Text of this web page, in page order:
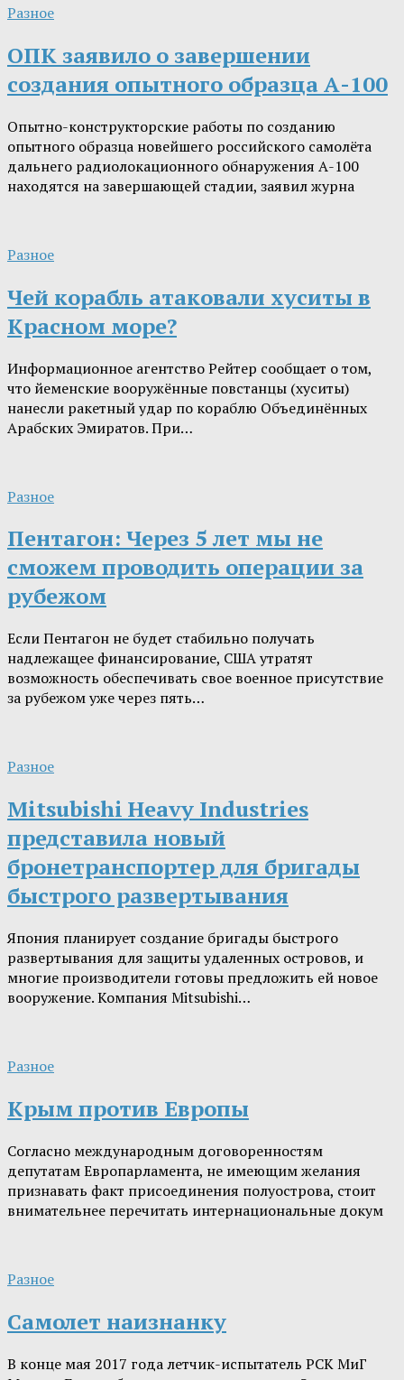
Разное
ОПК заявило о завершении
создания опытного образца А-100
Опытно-конструкторские работы по созданию
опытного образца новейшего российского самолёта
дальнего радиолокационного обнаружения А-100
находятся на завершающей стадии, заявил журна
Разное
Чей корабль атаковали хуситы в
Красном море?
Информационное агентство Рейтер сообщает о том,
что йеменские вооружённые повстанцы (хуситы)
нанесли ракетный удар по кораблю Объединённых
Арабских Эмиратов. При…
Разное
Пентагон: Через 5 лет мы не
сможем проводить операции за
рубежом
Если Пентагон не будет стабильно получать
надлежащее финансирование, США утратят
возможность обеспечивать свое военное присутствие
за рубежом уже через пять…
Разное
Mitsubishi Heavy Industries
представила новый
бронетранспортер для бригады
быстрого развертывания
Япония планирует создание бригады быстрого
развертывания для защиты удаленных островов, и
многие производители готовы предложить ей новое
вооружение. Компания Mitsubishi…
Разное
Крым против Европы
Согласно международным договоренностям
депутатам Европарламента, не имеющим желания
признавать факт присоединения полуострова, стоит
внимательнее перечитать интернациональные докум
Разное
Самолет наизнанку
В конце мая 2017 года летчик-испытатель РСК МиГ